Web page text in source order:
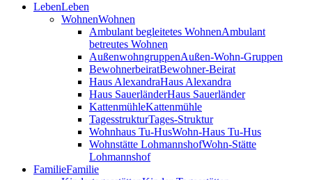
LebenLeben
WohnenWohnen
Ambulant begleitetes WohnenAmbulant
betreutes Wohnen
AußenwohngruppenAußen-Wohn-Gruppen
BewohnerbeiratBewohner-Beirat
Haus AlexandraHaus Alexandra
Haus SauerländerHaus Sauerländer
KattenmühleKattenmühle
TagesstrukturTages-Struktur
Wohnhaus Tu-HusWohn-Haus Tu-Hus
Wohnstätte LohmannshofWohn-Stätte
Lohmannshof
FamilieFamilie